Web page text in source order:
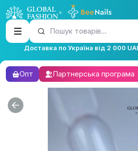
Пошук товарів...
Доставка по Україна від 2 000
Опт Партнерська програма